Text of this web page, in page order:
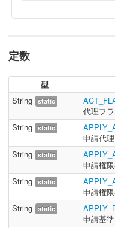
定数
型
String static
代理フ
String static
申請代
String static
申請権
String static
申請権
String static
申請基